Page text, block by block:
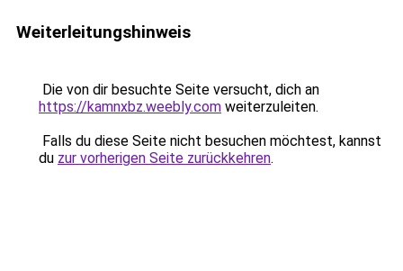
Weiterleitungshinweis
Die von dir besuchte Seite versucht, dich an
https://kamnxbz.weebly.com weiterzuleiten.
Falls du diese Seite nicht besuchen möchtest, kannst
du zur vorherigen Seite zurückkehren.